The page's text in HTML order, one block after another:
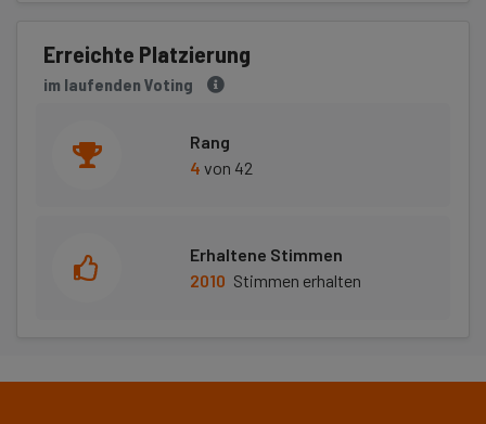
Erreichte Platzierung
im laufenden Voting
Rang
4von 42
Erhaltene Stimmen
2010 Stimmen erhalten